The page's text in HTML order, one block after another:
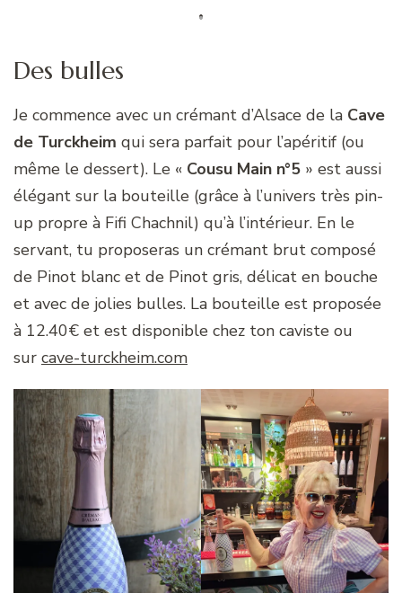
Des bulles
Je commence avec un crémant d’Alsace de la Cave
de Turckheim qui sera parfait pour l’apéritif (ou
même le dessert). Le « Cousu Main n°5 » est aussi
élégant sur la bouteille (grâce à l’univers très pin-
up propre à Fifi Chachnil) qu’à l’intérieur. En le
servant, tu proposeras un crémant brut composé
de Pinot blanc et de Pinot gris, délicat en bouche
et avec de jolies bulles. La bouteille est proposée
à 12.40€ et est disponible chez ton caviste ou
sur cave-turckheim.com